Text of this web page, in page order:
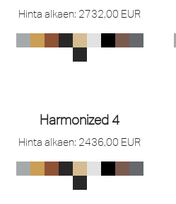
Hinta alkaen: 2732,00 EUR
Harmonized 4
Hinta alkaen: 2436,00 EUR